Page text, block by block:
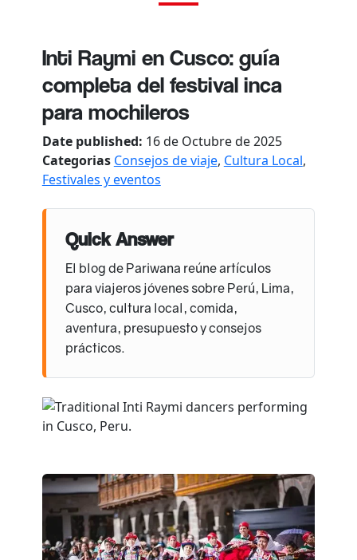
Inti Raymi en Cusco: guía
completa del festival inca
para mochileros
Date published: 16 de Octubre de 2025
Categorias Consejos de viaje, Cultura Local,
Festivales y eventos
Quick Answer
El blog de Pariwana reúne artículos
para viajeros jóvenes sobre Perú, Lima,
Cusco, cultura local, comida,
aventura, presupuesto y consejos
prácticos.